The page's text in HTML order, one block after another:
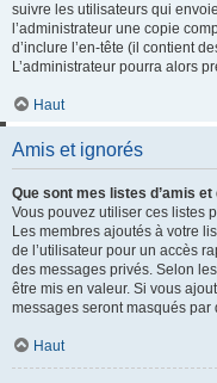
suivre les utilisateurs qui
l’administrateur une copie
d’inclure l’en-tête (il contient
L’administrateur pourra alors
Haut
Amis et ignorés
Que sont mes listes d’amis et
Vous pouvez utiliser ces listes
Les membres ajoutés à votre
de l’utilisateur pour un accès
des messages privés. Selon
être mis en valeur. Si vous
messages seront masqués par
Haut